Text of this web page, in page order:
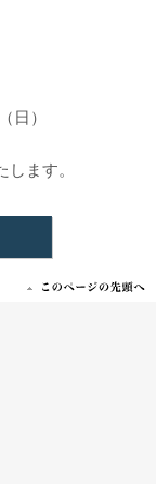
日）
ます。